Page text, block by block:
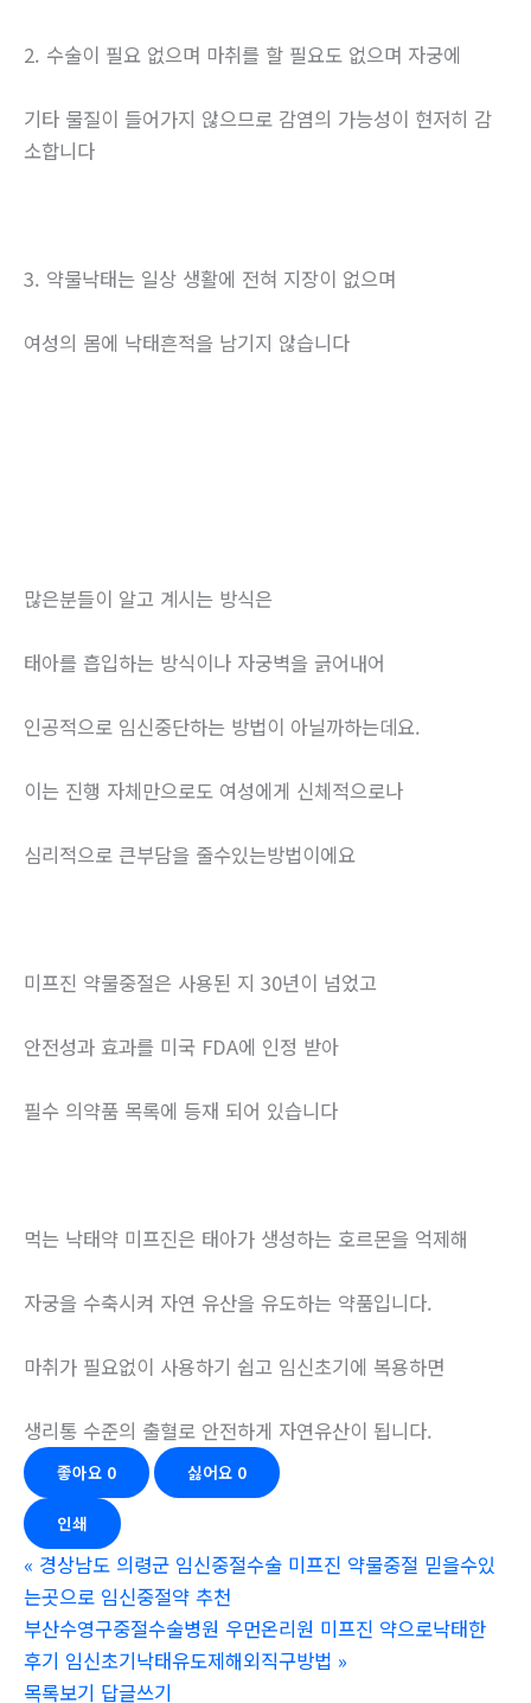
2. 수술이 필요 없으며 마취를 할 필요도 없으며 자궁에
기타 물질이 들어가지 않으므로 감염의 가능성이 현저히 감
소합니다
3. 약물낙태는 일상 생활에 전혀 지장이 없으며
여성의 몸에 낙태흔적을 남기지 않습니다
많은분들이 알고 계시는 방식은
태아를 흡입하는 방식이나 자궁벽을 긁어내어
인공적으로 임신중단하는 방법이 아닐까하는데요.
이는 진행 자체만으로도 여성에게 신체적으로나
심리적으로 큰부담을 줄수있는방법이에요
미프진 약물중절은 사용된 지 30년이 넘었고
안전성과 효과를 미국 FDA에 인정 받아
필수 의약품 목록에 등재 되어 있습니다
먹는 낙태약 미프진은 태아가 생성하는 호르몬을 억제해
자궁을 수축시켜 자연 유산을 유도하는 약품입니다.
마취가 필요없이 사용하기 쉽고 임신초기에 복용하면
생리통 수준의 출혈로 안전하게 자연유산이 됩니다.
좋아요 0 싫어요 0
인쇄
« 경상남도 의령군 임신중절수술 미프진 약물중절 믿을수있
는곳으로 임신중절약 추천
부산수영구중절수술병원 우먼온리원 미프진 약으로낙태한
후기 임신초기낙태유도제해외직구방법 »
목록보기 답글쓰기